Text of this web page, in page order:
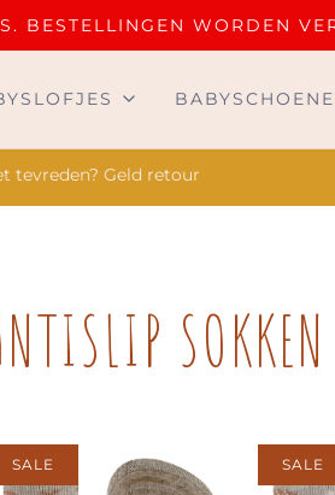
BESTELLINGEN WORDEN
tevreden? Geld retour
SOKKEN
SALE SALE